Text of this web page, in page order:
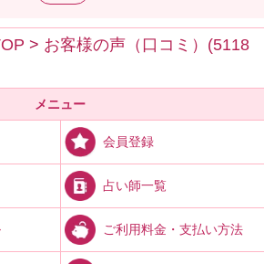
> お客様の声（口コミ）(5118
メニュー
会員登録
占い師一覧
ご利用料金・支払い方法